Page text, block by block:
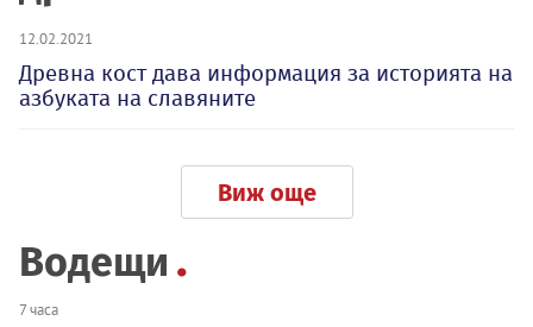
12.02.2021
Древна кост дава информация за историята на
азбуката на славяните
Виж още
Водещи
7 часа